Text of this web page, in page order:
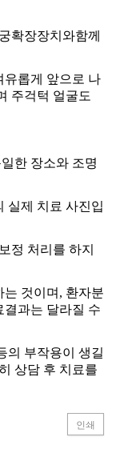
확장장치와함께
유롭게 앞으로 나
주걱턱 얼굴도
한 장소와 조명
실제 치료 사진입
정 처리를 하지
것이며, 환자분
결과는 달라질 수
의 부작용이 생길
상담 후 치료를
인쇄